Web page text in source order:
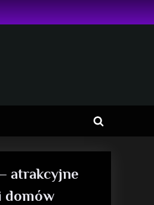
Toggle
atrakcyjne
domów